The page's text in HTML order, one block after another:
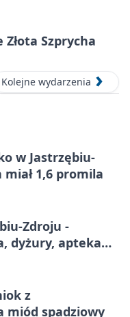
Szprycha
Kolejne wydarzenia
w Jastrzębiu-
1,6 promila
Zdroju -
dyżury, apteka
z
miód spadziowy